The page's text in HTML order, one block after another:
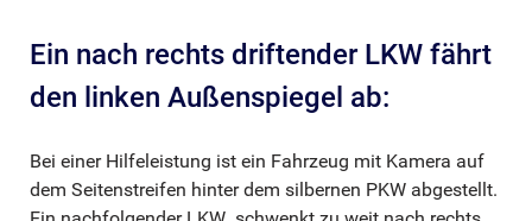
Ein nach rechts driftender LKW fährt
den linken Außenspiegel ab:
Bei einer Hilfeleistung ist ein Fahrzeug mit Kamera auf
dem Seitenstreifen hinter dem silbernen PKW abgestellt.